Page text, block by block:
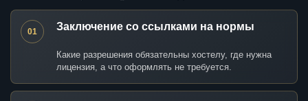
01 Заключение со ссылками на нормы
Какие разрешения обязательны хостелу, где нужна
лицензия, а что оформлять не требуется.